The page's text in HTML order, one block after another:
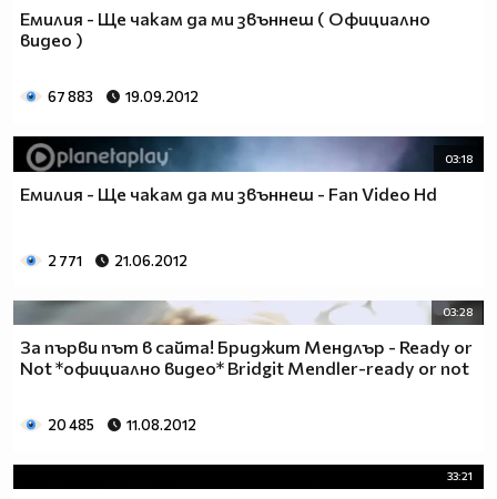
Емилия - Ще чакам да ми звъннеш ( Официално
видео )
67 883 19.09.2012
03:18
Емилия - Ще чакам да ми звъннеш - Fan Video Hd
2 771 21.06.2012
03:28
За първи път в сайта! Бриджит Мендлър - Ready or
Not *официално видео* Bridgit Mendler-ready or not
20 485 11.08.2012
33:21